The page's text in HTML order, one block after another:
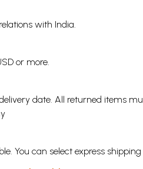
with India.
or more.
date. All returned items
You can select express